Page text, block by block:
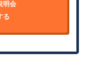
明会
る